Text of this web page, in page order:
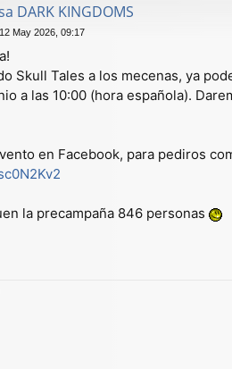
DARK KINGDOMS
12 May 2026, 09:17
Skull Tales a los mecenas, ya
a las 10:00 (hora española).
en Facebook, para pediros
la precampaña 846 personas